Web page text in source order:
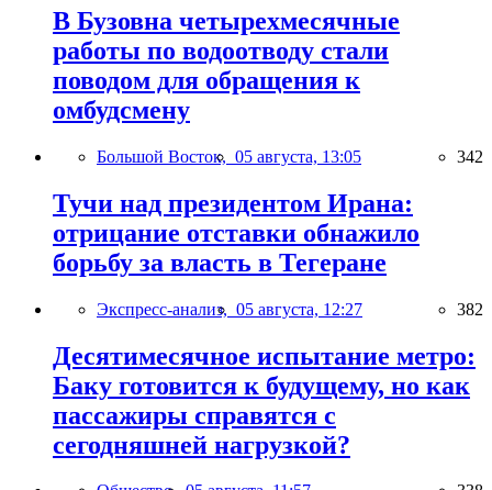
В Бузовна четырехмесячные
работы по водоотводу стали
поводом для обращения к
омбудсмену
Большой Восток, 05 августа, 13:05 342
Тучи над президентом Ирана:
отрицание отставки обнажило
борьбу за власть в Тегеране
Экспресс-анализ, 05 августа, 12:27 382
Десятимесячное испытание метро:
Баку готовится к будущему, но как
пассажиры справятся с
сегодняшней нагрузкой?